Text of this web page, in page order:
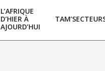
L’AFRIQUE
D’HIER À
AJOURD’HUI